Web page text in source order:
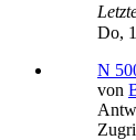
Do,
N
von